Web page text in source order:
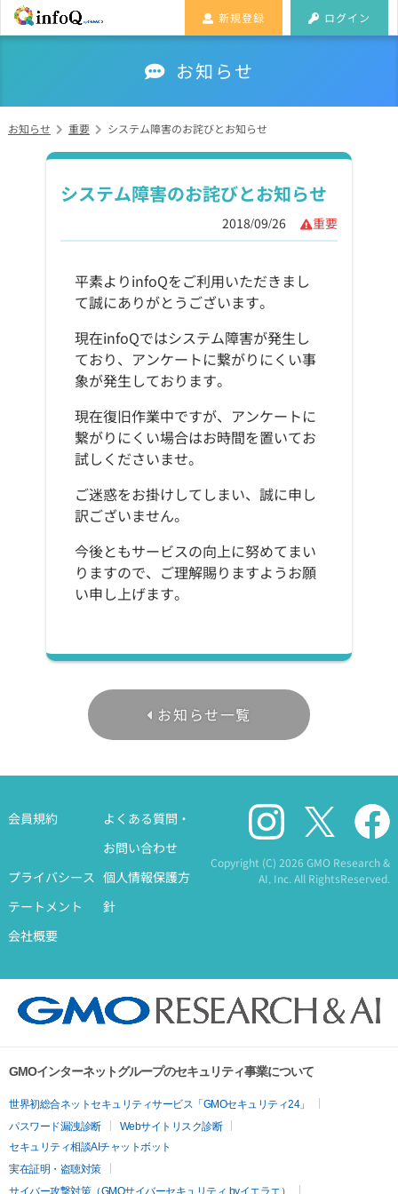
新規登録 ログイン
お知らせ
お知らせ 重要 システム障害のお詫びとお知らせ
システム障害のお詫びとお知らせ
2018/09/26 重要
平素よりinfoQをご利用いただきまし
て誠にありがとうございます。
現在infoQではシステム障害が発生し
ており、アンケートに繋がりにくい事
象が発生しております。
現在復旧作業中ですが、アンケートに
繋がりにくい場合はお時間を置いてお
試しくださいませ。
ご迷惑をお掛けしてしまい、誠に申し
訳ございません。
今後ともサービスの向上に努めてまい
りますので、ご理解賜りますようお願
い申し上げます。
お知らせ一覧
会員規約
よくある質問・
お問い合わせ
プライバシース
テートメント
個人情報保護方
針
会社概要
Copyright (C)2026 GMO Research &
AI, Inc. All RightsReserved.
GMOインターネットグループのセキュリティ事業について
世界初総合ネットセキュリティサービス「GMOセキュリティ24」
パスワード漏洩診断
Webサイトリスク診断
セキュリティ相談AIチャットボット
実在証明・盗聴対策
サイバー攻撃対策（GMOサイバーセキュリティ byイエラエ）